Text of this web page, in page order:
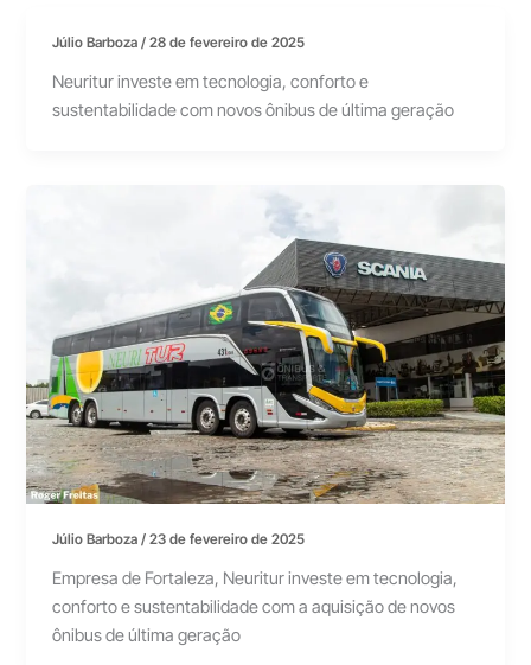
Júlio Barboza/28 de fevereiro de 2025
Neuritur investe em tecnologia, conforto e
sustentabilidade com novos ônibus de última geração
Júlio Barboza/23 de fevereiro de 2025
Empresa de Fortaleza, Neuritur investe em tecnologia,
conforto e sustentabilidade com a aquisição de novos
ônibus de última geração